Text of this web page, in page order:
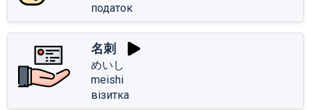
податок
名刺
めいし
meishi
візитка